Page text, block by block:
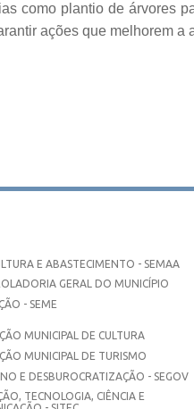
como plantio de árvores
ações que melhorem
E ABASTECIMENTO - SEMAA
GERAL DO MUNICÍPIO
- SEME
MUNICIPAL DE CULTURA
MUNICIPAL DE TURISMO
E DESBUROCRATIZAÇÃO - SEGOV
TECNOLOGIA, CIÊNCIA E